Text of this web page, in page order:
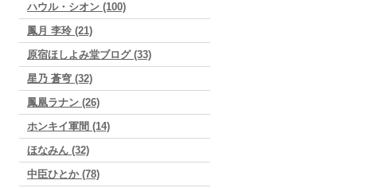
ハウル・シオン (100)
鳳月 李玲 (21)
原宿ほしよみ堂ブログ (33)
星乃 蒼穹 (32)
鳳凰ラナン (26)
ホンキイ軍間 (14)
ほなみん (32)
中臣ひとか (78)